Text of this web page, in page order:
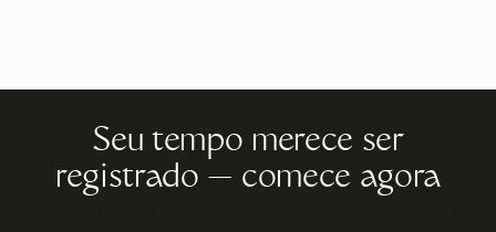
Seu tempo merece ser
registrado — comece agora